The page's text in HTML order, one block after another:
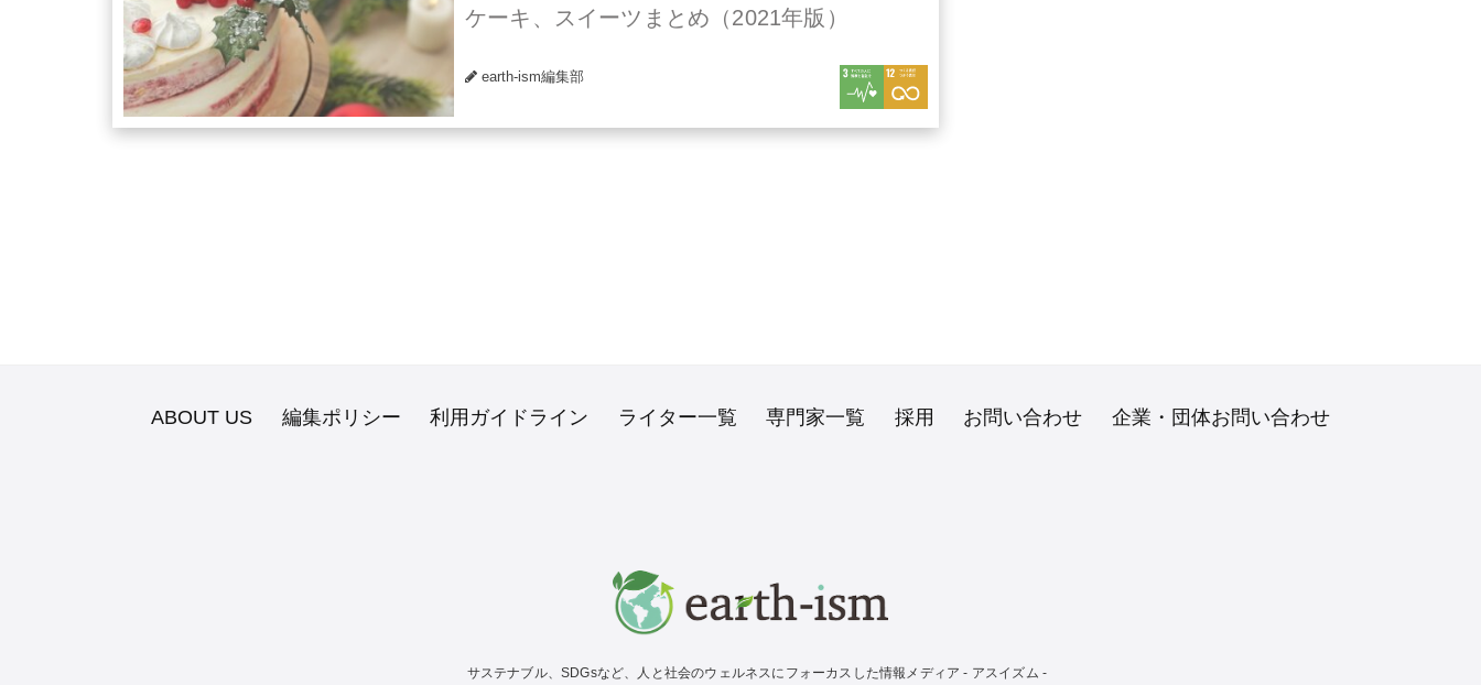
ケーキ、スイーツまとめ（2021年版）
earth-ism編集部
ABOUT US 編集ポリシー 利用ガイドライン ライター一覧 専門家一覧 採用 お問い合わせ 企業・団体お問い合わせ
サステナブル、SDGsなど、人と社会のウェルネスにフォーカスした情報メディア - アスイズム -